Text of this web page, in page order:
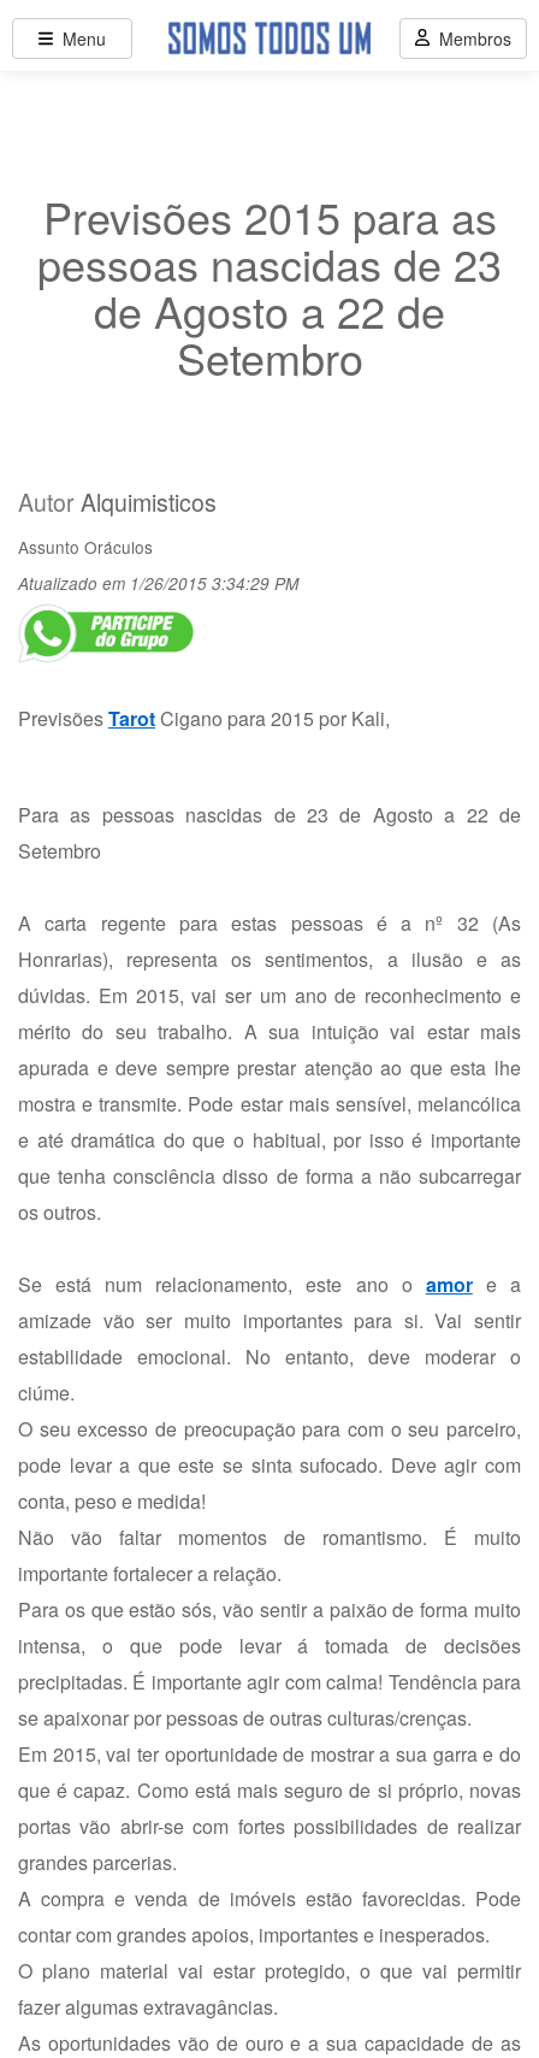
Previsões 2015 para as
pessoas nascidas de 23
de Agosto a 22 de
Setembro
AutorAlquimisticos
Assunto Oráculos
Atualizado em 1/26/2015 3:34:29 PM
PrevisõesTarotCigano para 2015 por Kali,
Para as pessoas nascidas de 23 de Agosto a 22 de
Setembro
A carta regente para estas pessoas é a nº 32 (As
Honrarias), representa os sentimentos, a ilusão e as
dúvidas. Em 2015, vai ser um ano de reconhecimento e
mérito do seu trabalho. A sua intuição vai estar mais
apurada e deve sempre prestar atenção ao que esta lhe
mostra e transmite. Pode estar mais sensível, melancólica
e até dramática do que o habitual, por isso é importante
que tenha consciência disso de forma a não subcarregar
os outros.
Se está num relacionamento, este ano o amore a
amizade vão ser muito importantes para si. Vai sentir
estabilidade emocional. No entanto, deve moderar o
ciúme.
O seu excesso de preocupação para com o seu parceiro,
pode levar a que este se sinta sufocado. Deve agir com
conta, peso e medida!
Não vão faltar momentos de romantismo. É muito
importante fortalecer a relação.
Para os que estão sós, vão sentir a paixão de forma muito
intensa, o que pode levar á tomada de decisões
precipitadas. É importante agir com calma! Tendência para
se apaixonar por pessoas de outras culturas/crenças.
Em 2015, vai ter oportunidade de mostrar a sua garra e do
que é capaz. Como está mais seguro de si próprio, novas
portas vão abrir-se com fortes possibilidades de realizar
grandes parcerias.
A compra e venda de imóveis estão favorecidas. Pode
contar com grandes apoios, importantes e inesperados.
O plano material vai estar protegido, o que vai permitir
fazer algumas extravagâncias.
As oportunidades vão de ouro e a sua capacidade de as
Menu Membros